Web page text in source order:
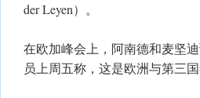
der Leyen）。
在欧加峰会上，阿南德和麦坚
员上周五称，这是欧洲与第三